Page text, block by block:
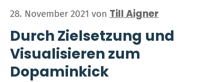
28. November 2021 von Till Aigner
Durch Zielsetzung und
Visualisieren zum
Dopaminkick